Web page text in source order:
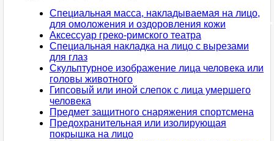
Специальная масса, накладываемая на лицо,
для омоложения и оздоровления кожи
Аксессуар греко-римского театра
Специальная накладка на лицо с вырезами
для глаз
Скульптурное изображение лица человека или
головы животного
Гипсовый или иной слепок с лица умершего
человека
Предмет защитного снаряжения спортсмена
Предохранительная или изолирующая
покрышка на лицо